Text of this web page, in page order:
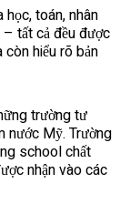
toán, nhân
tất cả đều được
hiểu rõ bản
trường tư
nước Mỹ. Trường
school chất
nhận vào các